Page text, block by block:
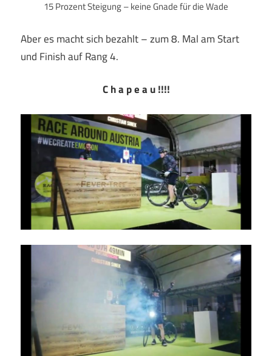
15 Prozent Steigung – keine Gnade für die Wade
Aber es macht sich bezahlt – zum 8. Mal am Start
und Finish auf Rang 4.
C h a p e a u !!!!